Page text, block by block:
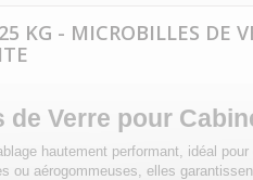
KG - MICROBILLES DE
Verre pour
hautement performant, idéal
ou aérogommeuses, elles